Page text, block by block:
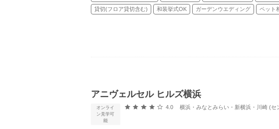
貸切(フロア貸切含む) 和装挙式OK ガーデンウエディング ペット
アニヴェルセル ヒルズ横浜
オンライ
ン見学可
能
口コミ評価
4.0 横浜・みなとみらい・新横浜・川崎 (センター南駅) / 式